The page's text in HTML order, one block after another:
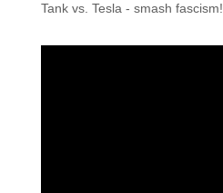
Tank vs. Tesla - smash fascism!